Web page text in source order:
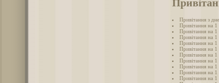
Привітання з
Привітання на 1
Привітання на
Привітання на
Привітання на
Привітання на
Привітання на 1
Привітання на 1
Привітання на
Привітання на
Привітання на 1